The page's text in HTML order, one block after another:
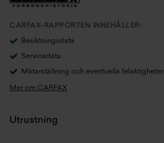
Drivaxel
Drivmedel
Räckvidd El (WLTP)
CARFAX-RAPPORTEN INNEHÅLLER:
Besiktningsdata
Servicedata
Mätarställning och eventuella felaktigheter
Mer om CARFAX
Utrustning